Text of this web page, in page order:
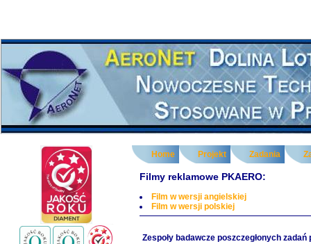
Home Projekt Zadania
Filmy reklamowe PKAERO:
Film w wersji angielskiej
Film w wersji polskiej
Zespoły badawcze poszczegłonych zadań